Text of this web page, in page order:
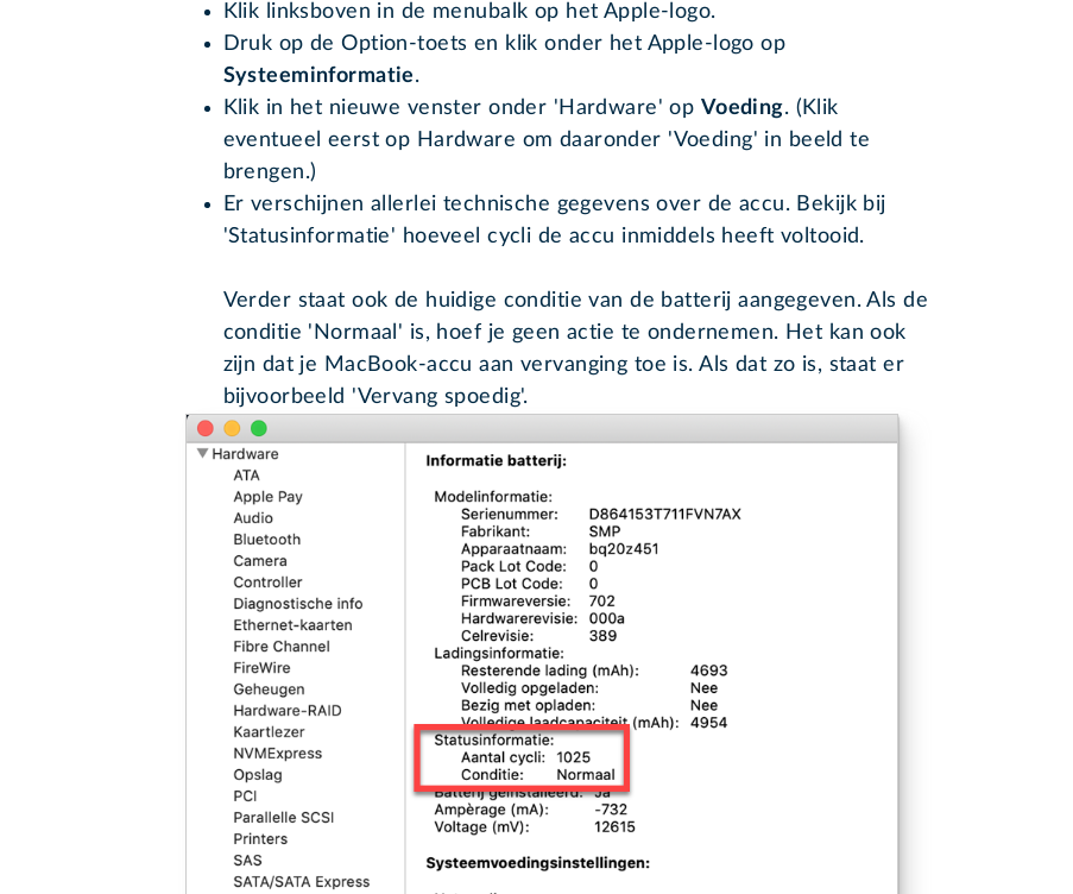
Klik linksboven in de menubalk op het Apple-logo.
Druk op de Option-toets en klik onder het Apple-logo op
Systeeminformatie.
Klik in het nieuwe venster onder 'Hardware' op Voeding. (Klik
eventueel eerst op Hardware om daaronder 'Voeding' in beeld te
brengen.)
Er verschijnen allerlei technische gegevens over de accu. Bekijk bij
'Statusinformatie' hoeveel cycli de accu inmiddels heeft voltooid.
Verder staat ook de huidige conditie van de batterij aangegeven. Als de
conditie 'Normaal' is, hoef je geen actie te ondernemen. Het kan ook
zijn dat je MacBook-accu aan vervanging toe is. Als dat zo is, staat er
bijvoorbeeld 'Vervang spoedig'.